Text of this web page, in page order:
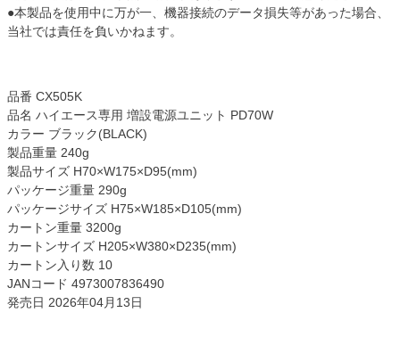
●本製品を使用中に万が一、機器接続のデータ損失等があった場合、
当社では責任を負いかねます。
品番 CX505K
品名 ハイエース専用 増設電源ユニット PD70W
カラー ブラック(BLACK)
製品重量 240g
製品サイズ H70×W175×D95(mm)
パッケージ重量 290g
パッケージサイズ H75×W185×D105(mm)
カートン重量 3200g
カートンサイズ H205×W380×D235(mm)
カートン入り数 10
JANコード 4973007836490
発売日 2026年04月13日